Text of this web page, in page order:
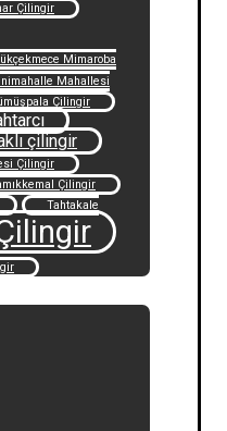
Çilingir
Mimaroba
Mahallesi
Çilingir
çilingir
Çilingir
Çilingir
Tahtakale